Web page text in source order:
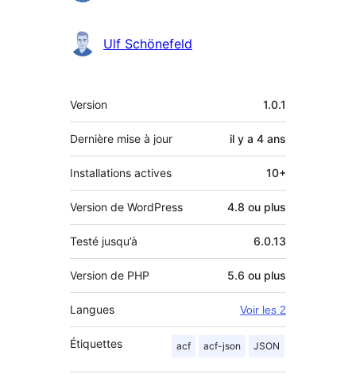
Ulf Schönefeld
Méta
Version 1.0.1
Dernière mise à jour il y a 4 ans
Installations actives 10+
Version de WordPress 4.8 ou plus
Testé jusqu’à 6.0.13
Version de PHP 5.6 ou plus
Langues Voir les 2
Étiquettes acf acf-json JSON